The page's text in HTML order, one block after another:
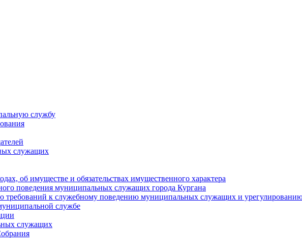
службу
служащих
об имуществе и обязательствах имущественного характера
поведения муниципальных служащих города Кургана
требований к служебному поведению муниципальных служащих и
службе
служащих